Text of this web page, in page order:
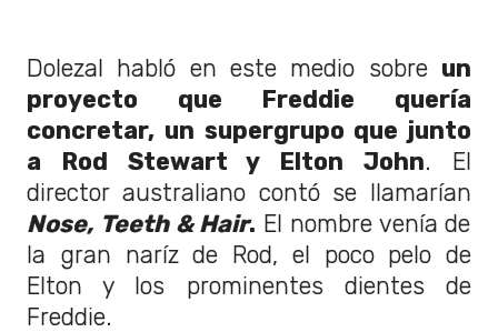
Dolezal habló en este medio sobre un
proyecto que Freddie quería
concretar, un supergrupo que junto
a Rod Stewart y Elton John. El
director australiano contó se llamarían
Nose, Teeth & Hair. El nombre venía de
la gran naríz de Rod, el poco pelo de
Elton y los prominentes dientes de
Freddie.